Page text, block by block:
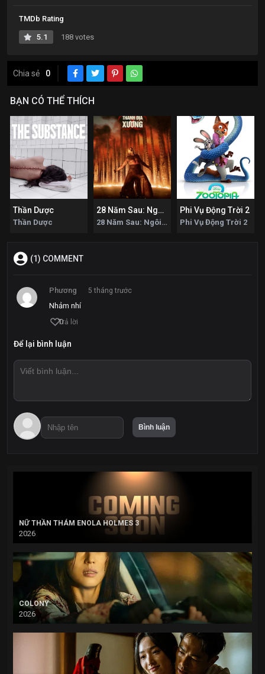
TMDb Rating
5.1 188 votes
Chia sẻ 0
BẠN CÓ THỂ THÍCH
Thần Dược
Thần Dược
28 Năm Sau: Ngôi Đền Tử Thần
28 Năm Sau: Ngôi Đền Tử Thần
Phi Vụ Động Trời 2
Phi Vụ Động Trời 2
(1) COMMENT
Phương 5 tháng trước
Nhảm nhí
0
Trả lời
Để lại bình luận
NỮ THẦN THÁM ENOLA HOLMES 3
2026
COLONY
2026